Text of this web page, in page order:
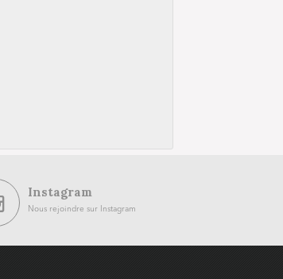
Instagram
Nous rejoindre sur Instagram